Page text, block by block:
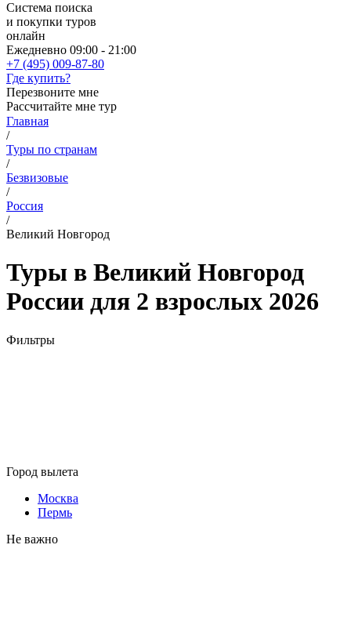
Система поиска
и покупки туров
онлайн
Ежедневно 09:00 - 21:00
+7 (495) 009-87-80
Где купить?
Перезвоните мне
Рассчитайте мне тур
Главная
/
Туры по странам
/
Безвизовые
/
Россия
/
Великий Новгород
Туры в Великий Новгород
России для 2 взрослых 2026
Фильтры
Город вылета
Москва
Пермь
Не важно